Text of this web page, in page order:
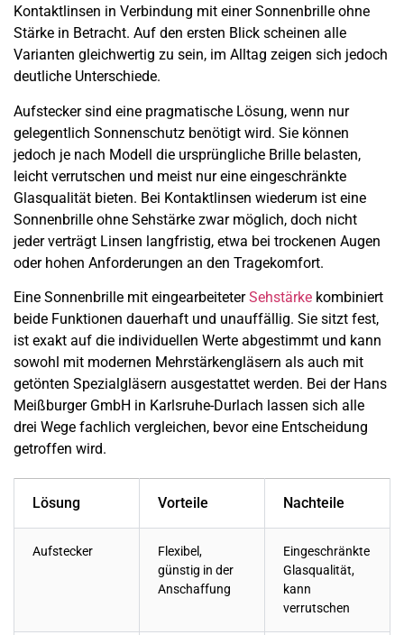
Kontaktlinsen in Verbindung mit einer Sonnenbrille ohne
Stärke in Betracht. Auf den ersten Blick scheinen alle
Varianten gleichwertig zu sein, im Alltag zeigen sich jedoch
deutliche Unterschiede.
Aufstecker sind eine pragmatische Lösung, wenn nur
gelegentlich Sonnenschutz benötigt wird. Sie können
jedoch je nach Modell die ursprüngliche Brille belasten,
leicht verrutschen und meist nur eine eingeschränkte
Glasqualität bieten. Bei Kontaktlinsen wiederum ist eine
Sonnenbrille ohne Sehstärke zwar möglich, doch nicht
jeder verträgt Linsen langfristig, etwa bei trockenen Augen
oder hohen Anforderungen an den Tragekomfort.
Eine Sonnenbrille mit eingearbeiteterSehstärke kombiniert
beide Funktionen dauerhaft und unauffällig. Sie sitzt fest,
ist exakt auf die individuellen Werte abgestimmt und kann
sowohl mit modernen Mehrstärkengläsern als auch mit
getönten Spezialgläsern ausgestattet werden. Bei der Hans
Meißburger GmbH in Karlsruhe-Durlach lassen sich alle
drei Wege fachlich vergleichen, bevor eine Entscheidung
getroffen wird.
Lösung Vorteile Nachteile
Aufstecker
Flexibel,
günstig in der
Anschaffung
Eingeschränkte
Glasqualität,
kann
verrutschen